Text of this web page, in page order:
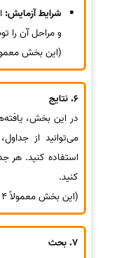
شرایط آزمایش:
و مراحل آن را
(این بخش معمولاً 2 الی 3 صفحه
6. نتایج
در این بخش،
می‌توانید از
استفاده کنید. هر
کنید.
(این بخش معمولاً 4 الی 5 صفحه است.)
7. بحث